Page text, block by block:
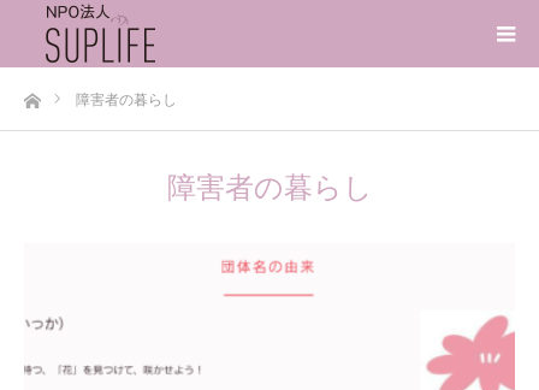
ホーム障害者の暮らし
障害者の暮らし